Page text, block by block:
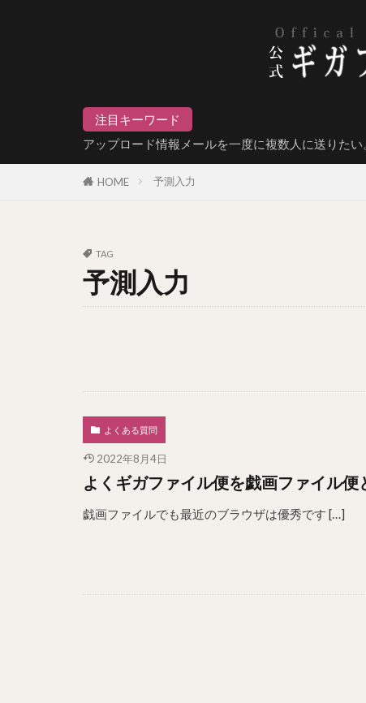
注目キーワード
アップロード情報メールを一度に複数人に送りたい
HOME 予測入力
TAG
予測入力
よくある質問
2022年8月4日
よくギガファイル便を戯画ファイル便
戯画ファイルでも最近のブラウザは優秀です […]